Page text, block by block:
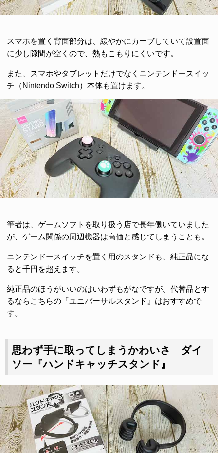
スマホを置く背面部分は、緩やかにカーブしていて設置面
に少し隙間が空くので、熱もこもりにくいです。
また、スマホやタブレットだけでなくニンテンドースイッ
チ（​Nintendo Switch）本体も置けます。
筆者は、ゲームソフトを取り扱う店で長年働いていました
が、ゲーム関係の周辺機器は高価と感じてしまうことも。
ニンテンドースイッチを置く用のスタンドも、純正品にな
ると千円を超えます。
純正品のほうがいいのはいわずもがなですが、代替品とす
るならこちらの『ユニバーサルスタンド』はおすすめで
す。
思わず手に取ってしまうかわいさ ダイ
ソー『ハンドキャッチスタンド』